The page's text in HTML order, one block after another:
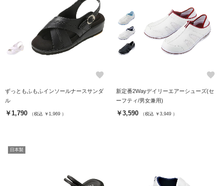
favorite
ずっともふもふインソールナースサンダ
ル
￥1,790 （税込 ￥1,969 ）
favorite
新定番2Wayデイリーエアーシューズ(セ
ーフティ/男女兼用)
￥3,590 （税込 ￥3,949 ）
日本製